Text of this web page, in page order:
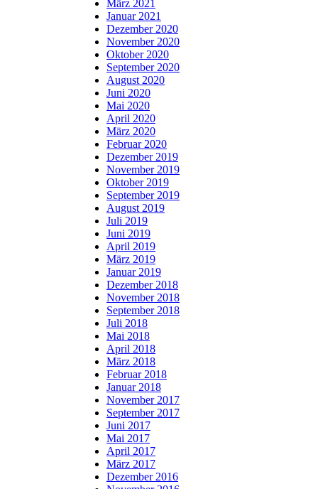
März 2021
Januar 2021
Dezember 2020
November 2020
Oktober 2020
September 2020
August 2020
Juni 2020
Mai 2020
April 2020
März 2020
Februar 2020
Dezember 2019
November 2019
Oktober 2019
September 2019
August 2019
Juli 2019
Juni 2019
April 2019
März 2019
Januar 2019
Dezember 2018
November 2018
September 2018
Juli 2018
Mai 2018
April 2018
März 2018
Februar 2018
Januar 2018
November 2017
September 2017
Juni 2017
Mai 2017
April 2017
März 2017
Dezember 2016